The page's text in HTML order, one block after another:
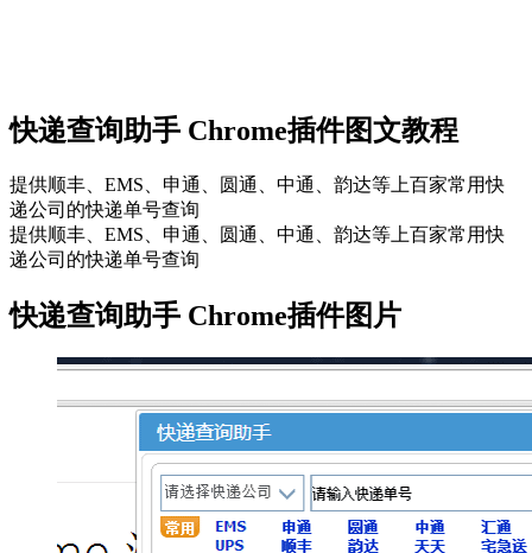
快递查询助手 Chrome插件图文教程
提供顺丰、EMS、申通、圆通、中通、韵达等上百家常用快
递公司的快递单号查询
提供顺丰、EMS、申通、圆通、中通、韵达等上百家常用快
递公司的快递单号查询
快递查询助手 Chrome插件图片